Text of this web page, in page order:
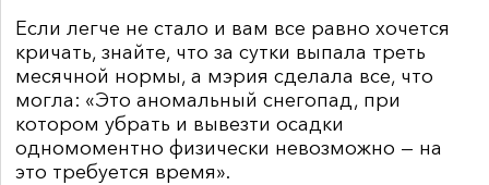
Если легче не стало и вам все равно хочется
кричать, знайте, что за сутки выпала треть
месячной нормы, а мэрия сделала все, что
могла: «Это аномальный снегопад, при
котором убрать и вывезти осадки
одномоментно физически невозможно — на
это требуется время».